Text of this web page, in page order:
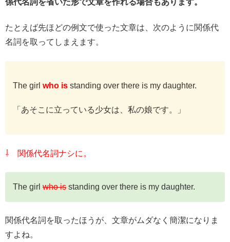
たとえば先ほどの例文で使った文章は、次のように関係代
名詞を取ってしまえます。
The girl who is standing over there is my daughter.
「あそこに立っている少女は、私の娘です。」
⇩ 関係代名詞ナシに。
The girl who is standing over there is my daughter.
関係代名詞を取ったほうが、文章がムダなく簡潔になりま
すよね。